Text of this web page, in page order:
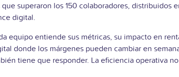
superaron los 150 colaboradores,
digital.
equipo entiende sus métricas, su impacto en
donde los márgenes pueden cambiar en
tiene que responder. La eficiencia operativa